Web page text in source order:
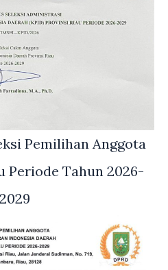
Pemilihan Anggota
Periode Tahun 2026-
2029